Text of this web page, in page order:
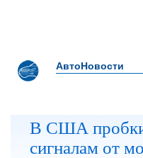
АвтоНовости
В США пробки
сигналам от